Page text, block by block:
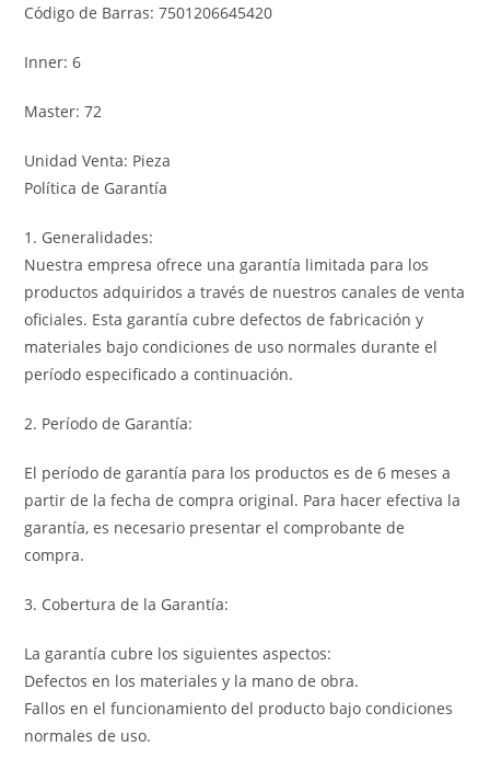
Código de Barras: 7501206645420
Inner: 6
Master: 72
Unidad Venta: Pieza
Política de Garantía
1. Generalidades:
Nuestra empresa ofrece una garantía limitada para los
productos adquiridos a través de nuestros canales de venta
oficiales. Esta garantía cubre defectos de fabricación y
materiales bajo condiciones de uso normales durante el
período especificado a continuación.
2. Período de Garantía:
El período de garantía para los productos es de 6 meses a
partir de la fecha de compra original. Para hacer efectiva la
garantía, es necesario presentar el comprobante de
compra.
3. Cobertura de la Garantía:
La garantía cubre los siguientes aspectos:
Defectos en los materiales y la mano de obra.
Fallos en el funcionamiento del producto bajo condiciones
normales de uso.